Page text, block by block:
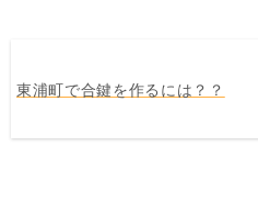
東浦町で合鍵を作るには？？